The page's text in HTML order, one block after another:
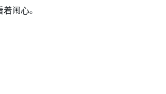
闹心。